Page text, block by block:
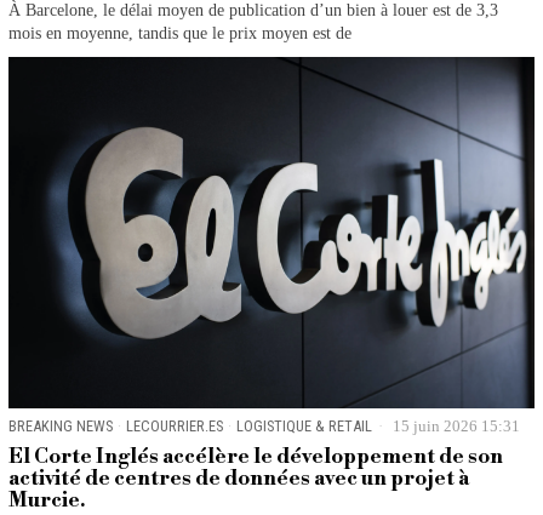
À Barcelone, le délai moyen de publication d’un bien à louer est de 3,3
mois en moyenne, tandis que le prix moyen est de
BREAKING NEWS · LECOURRIER.ES · LOGISTIQUE & RETAIL 15 juin 2026 15:31
El Corte Inglés accélère le développement de son
activité de centres de données avec un projet à
Murcie.